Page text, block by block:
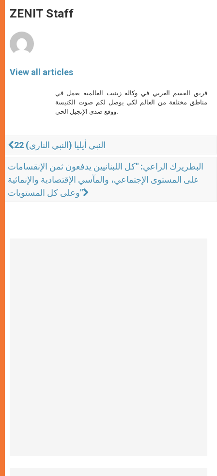
p
p
g
e
o
k
ZENIT Staff
View all articles
فريق القسم العربي في وكالة زينيت العالمية يعمل في
مناطق مختلفة من العالم لكي يوصل لكم صوت الكنيسة
ووقع صدى الإنجيل الحي.
النبي أيليا (النبي الناري) 22
البطريرك الراعي: "كل اللبنانيين يدفعون ثمن الإنقسامات
على المستوى الإجتماعي، والمآسي الإقتصادية والإنمائية
وعلى كل المستويات"